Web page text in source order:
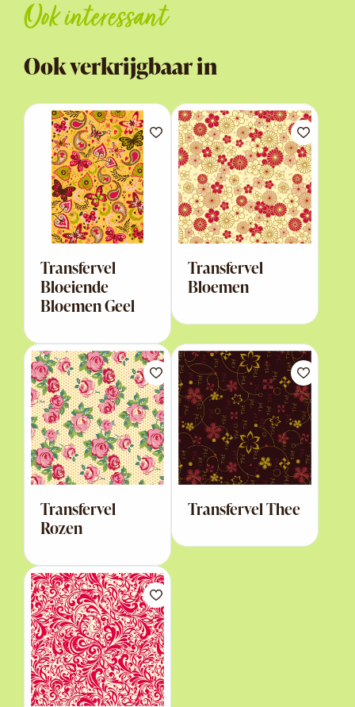
Ook interessant
Ook verkrijgbaar in
Transfervel
Bloeiende
Bloemen Geel
Transfervel
Bloemen
Transfervel
Rozen
Transfervel Thee